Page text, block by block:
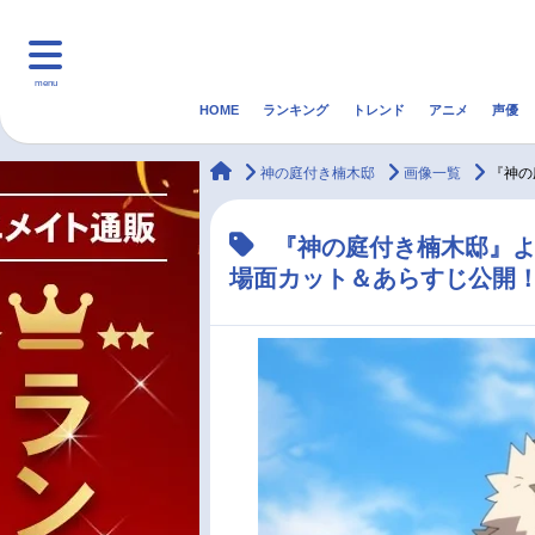
menu
マンガ・ラノベ ゲーム・アプリ 音楽
声優記事一覧
HOME ランキング トレンド アニメ 声優
animateTimes
神の庭付き楠木邸 画像一覧 『神
『神の庭付き楠木邸』
場面カット＆あらすじ公開